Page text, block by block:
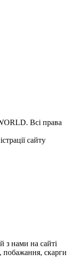
Всі права
сайту
з нами на сайті
скарги